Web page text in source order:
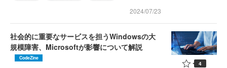
2024/07/23
社会的に重要なサービスを担うWindowsの大
規模障害、Microsoftが影響について解説
CodeZine
4